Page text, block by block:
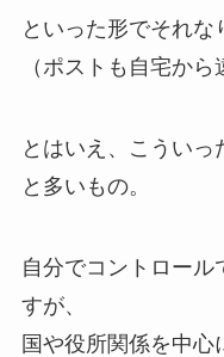
といった形でそれな
（ポストも自宅から
とはいえ、こういっ
と多いもの。
自分でコントロー
すが、
国や役所関係を中心